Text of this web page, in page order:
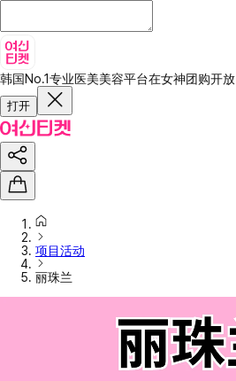
韩国No.1专业医美美容平台在女神团购开放
打开
项目活动
丽珠兰